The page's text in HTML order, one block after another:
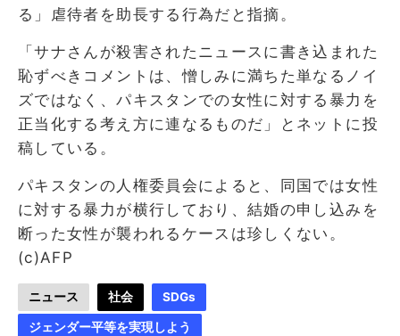
る」虐待者を助長する行為だと指摘。
「サナさんが殺害されたニュースに書き込まれた
恥ずべきコメントは、憎しみに満ちた単なるノイ
ズではなく、パキスタンでの女性に対する暴力を
正当化する考え方に連なるものだ」とネットに投
稿している。
パキスタンの人権委員会によると、同国では女性
に対する暴力が横行しており、結婚の申し込みを
断った女性が襲われるケースは珍しくない。
(c)AFP
ニュース 社会 SDGs
ジェンダー平等を実現しよう